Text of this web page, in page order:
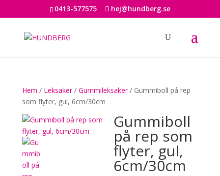
0413-577575 hej@hundberg.se
Hem / Leksaker/ Gummileksaker/ Gummiboll på rep
som flyter, gul, 6cm/30cm
Gummiboll
på rep som
flyter, gul,
6cm/30cm